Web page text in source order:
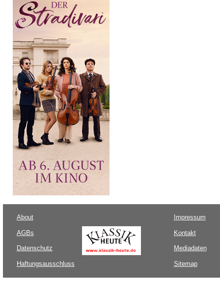
About
AGBs
Datenschutz
Haftungsausschluss
Impressum
Kontakt
Mediadaten
Sitemap